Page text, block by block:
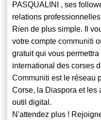
PASQUALINI , ses
relations
Rien de plus simple. Il
votre compte communiti
gratuit qui vous
international des corses
Communiti est le réseau
Corse, la Diaspora et les
outil digital.
N'attendez plus !